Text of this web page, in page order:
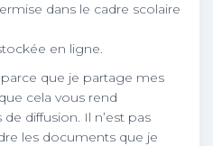
dans le cadre scolaire
en ligne.
parce que je partage mes
cela vous rend
diffusion. Il n’est pas
les documents que je